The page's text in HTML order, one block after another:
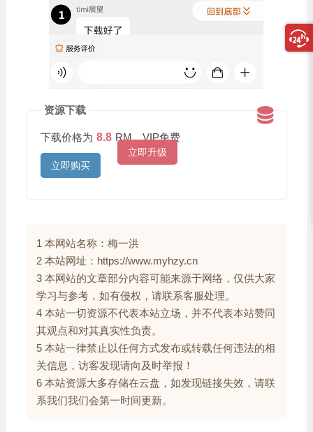
资源下载
下载价格为 8.8 RM，VIP免费
立即升级
立即购买
1 本网站名称：梅一洪
2 本站网址：https://www.myhzy.cn
3 本网站的文章部分内容可能来源于网络，仅供大家
学习与参考，如有侵权，请联系客服处理。
4 本站一切资源不代表本站立场，并不代表本站赞同
其观点和对其真实性负责。
5 本站一律禁止以任何方式发布或转载任何违法的相
关信息，访客发现请向及时举报！
6 本站资源大多存储在云盘，如发现链接失效，请联
系我们我们会第一时间更新。